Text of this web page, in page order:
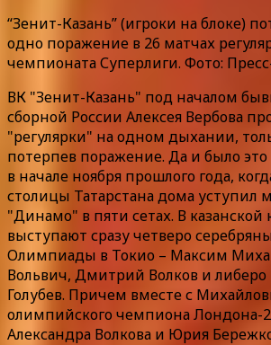
“Зенит-Казань” (игроки на блоке)
одно поражение в 26 матчах
чемпионата Суперлиги. Фото:
ВК "Зенит-Казань" под началом
сборной России Алексея Вербова
"регулярки" на одном дыхании,
потерпев поражение. Да и было
в начале ноября прошлого года,
столицы Татарстана дома уступил
"Динамо" в пяти сетах. В казанской
выступают сразу четверо
Олимпиады в Токио – Максим
Вольвич, Дмитрий Волков и либеро
Голубев. Причем вместе с
олимпийского чемпиона Лондона-
Александра Волкова и Юрия